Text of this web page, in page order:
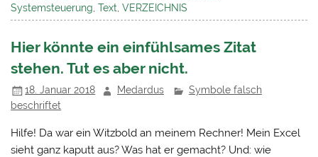
Systemsteuerung ,Text ,VERZEICHNIS
Hier könnte ein einfühlsames Zitat
stehen. Tut es aber nicht.
18. Januar 2018 Medardus
Symbole falsch
beschriftet
Hilfe! Da war ein Witzbold an meinem Rechner! Mein Excel
sieht ganz kaputt aus? Was hat er gemacht? Und: wie